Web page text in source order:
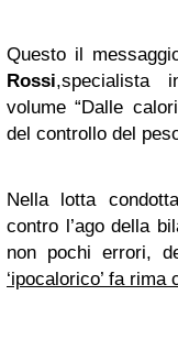
Questo il
Rossi,specialista
volume “Dalle
del controllo del
Nella lotta
contro l’ago della
non pochi errori,
‘ipocalorico’ fa rima